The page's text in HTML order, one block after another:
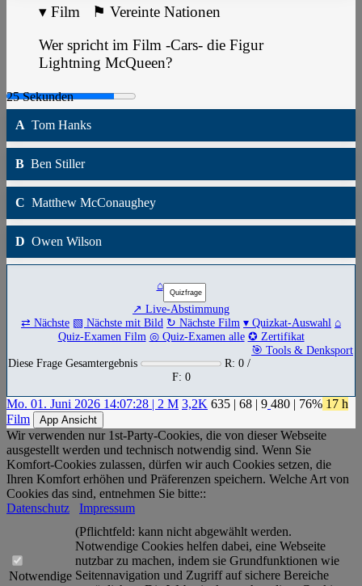
▾ Film ⚑ Vereinte Nationen
Wer spricht im Film -Cars- die Figur
Lightning McQueen?
A Tom Hanks
B Ben Stiller
C Matthew McConaughey
D Owen Wilson
⌂
↗ Live-Abstimmung
⇄ Nächste ▧ Nächste mit Bild ↻ Nächste Film ▾ Quizkat-Auswahl ⌂
Quiz-Examen Film ◎ Quiz-Examen alle ✪ Zertifikat
🎯 Tools & Denksport
Diese Frage Gesamtergebnis
R: 0 /
F: 0
Mo. 01. Juni 2026 14:07:28 | 2 M 3,2K 635 | 68 | 9 480 | 76% 17 h
Film
App Ansicht
Wir verwenden nur 1st-Party-Cookies, die von dieser Webseite
ausgestellt werden und technisch notwendig sind. Wenn Sie
Komfort-Cookies zulassen, dürfen wir auch Cookies setzen, die
Ihren Komfort erhöhen und Präferenzen speichern. Welche Art von
Cookies das sind, entnehmen Sie bitte::
Datenschutz
Impressum
Notwendige
(Pflichtfeld: kann nicht abgewählt werden.
Notwendige Cookies helfen dabei, eine Webseite
nutzbar zu machen, indem sie Grundfunktionen wie
Seitennavigation und Zugriff auf sichere Bereiche